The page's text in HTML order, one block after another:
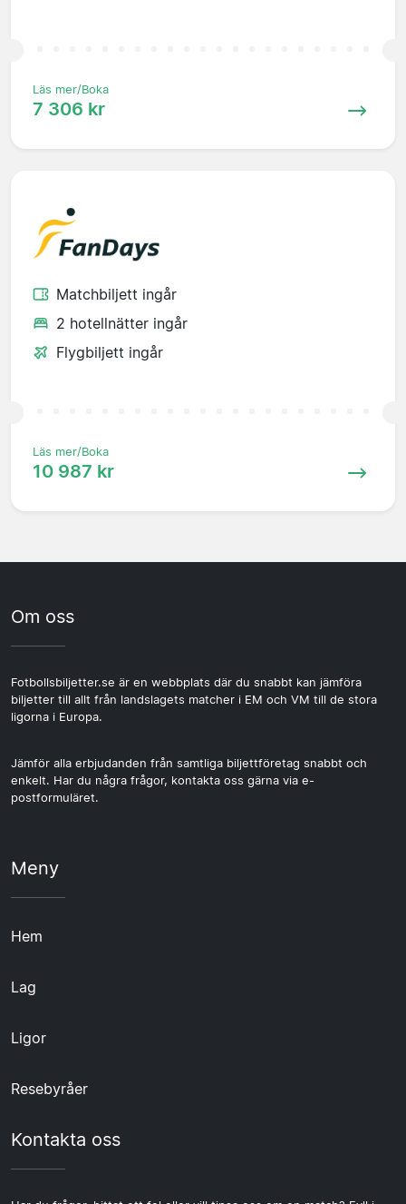
Läs mer/Boka
7 306 kr
Matchbiljett ingår
2 hotellnätter ingår
Flygbiljett ingår
Läs mer/Boka
10 987 kr
Om oss
Fotbollsbiljetter.se är en webbplats där du snabbt kan jämföra
biljetter till allt från landslagets matcher i EM och VM till de stora
ligorna i Europa.
Jämför alla erbjudanden från samtliga biljettföretag snabbt och
enkelt. Har du några frågor, kontakta oss gärna via e-
postformuläret.
Meny
Hem
Lag
Ligor
Resebyråer
Kontakta oss